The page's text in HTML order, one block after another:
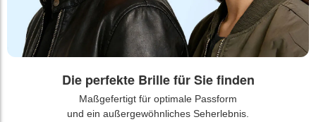
Die perfekte Brille für Sie finden
Maßgefertigt für optimale Passform
und ein außergewöhnliches Seherlebnis.